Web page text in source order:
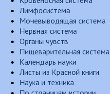
Лимфосистема
Мочевыводящая система
Нервная система
Органы чувств
Пищеварительная система
Календарь науки
Листы из Красной книги
Наука и техника